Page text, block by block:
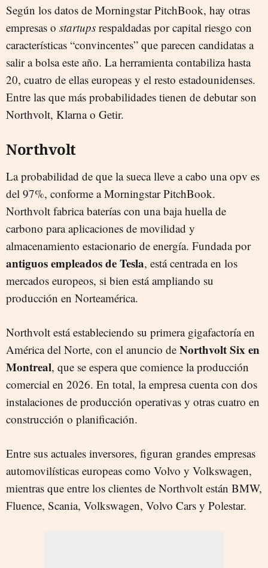
Según los datos de Morningstar PitchBook, hay otras
empresas o startups respaldadas por capital riesgo con
características “convincentes” que parecen candidatas a
salir a bolsa este año. La herramienta contabiliza hasta
20, cuatro de ellas europeas y el resto estadounidenses.
Entre las que más probabilidades tienen de debutar son
Northvolt, Klarna o Getir.
Northvolt
La probabilidad de que la sueca lleve a cabo una opv es
del 97%, conforme a Morningstar PitchBook.
Northvolt fabrica baterías con una baja huella de
carbono para aplicaciones de movilidad y
almacenamiento estacionario de energía. Fundada por
antiguos empleados de Tesla, está centrada en los
mercados europeos, si bien está ampliando su
producción en Norteamérica.
Northvolt está estableciendo su primera gigafactoría en
América del Norte, con el anuncio de Northvolt Six en
Montreal, que se espera que comience la producción
comercial en 2026. En total, la empresa cuenta con dos
instalaciones de producción operativas y otras cuatro en
construcción o planificación.
Entre sus actuales inversores, figuran grandes empresas
automovilísticas europeas como Volvo y Volkswagen,
mientras que entre los clientes de Northvolt están BMW,
Fluence, Scania, Volkswagen, Volvo Cars y Polestar.